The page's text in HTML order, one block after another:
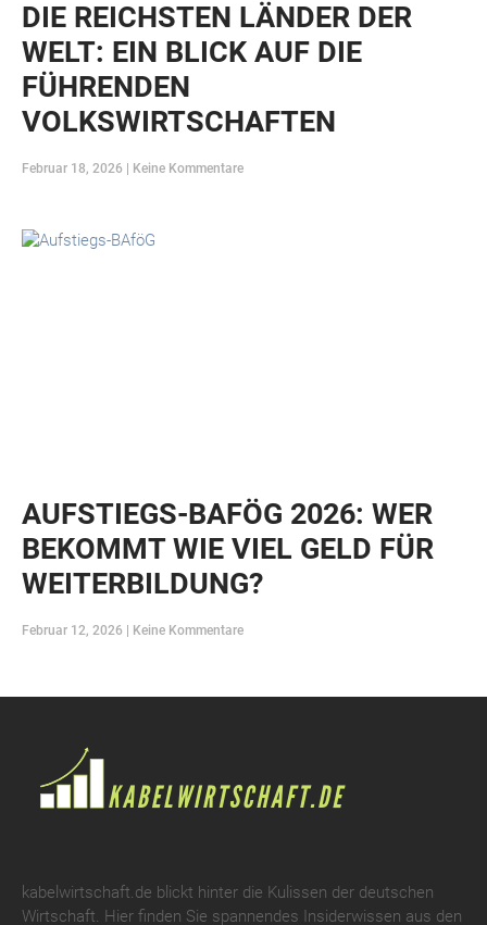
DIE REICHSTEN LÄNDER DER
WELT: EIN BLICK AUF DIE
FÜHRENDEN
VOLKSWIRTSCHAFTEN
Februar 18, 2026 Keine Kommentare
AUFSTIEGS-BAFÖG 2026: WER
BEKOMMT WIE VIEL GELD FÜR
WEITERBILDUNG?
Februar 12, 2026 Keine Kommentare
kabelwirtschaft.de blickt hinter die Kulissen der deutschen
Wirtschaft. Hier finden Sie spannendes Insiderwissen aus den